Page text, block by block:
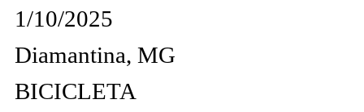
1/10/2025
Diamantina, MG
BICICLETA